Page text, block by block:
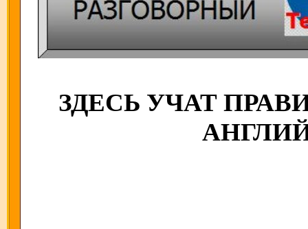
ЗДЕСЬ УЧАТ